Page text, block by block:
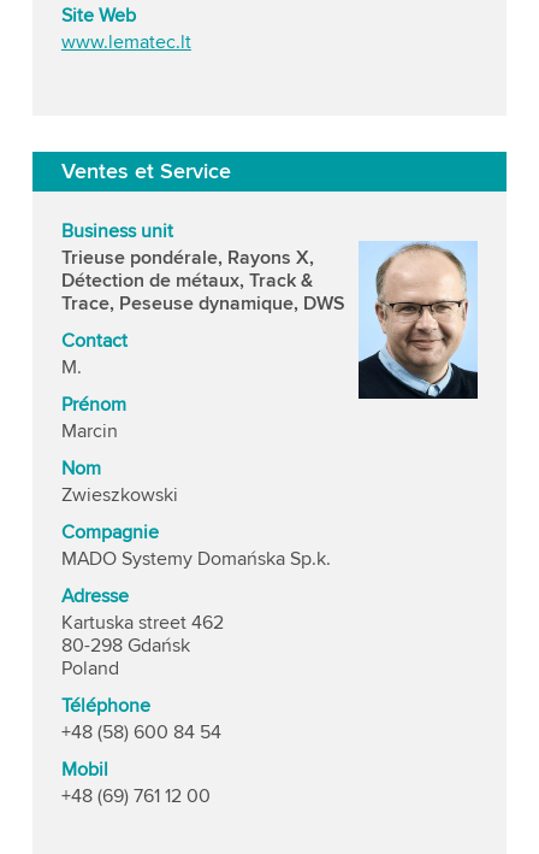
Site Web
www.lematec.lt
Ventes et Service
Business unit
Trieuse pondérale, Rayons X,
Détection de métaux, Track &
Trace, Peseuse dynamique, DWS
Contact
M.
Prénom
Marcin
Nom
Zwieszkowski
Compagnie
MADO Systemy Domańska Sp.k.
Adresse
Kartuska street 462
80-298 Gdańsk
Poland
Téléphone
+48 (58) 600 84 54
Mobil
+48 (69) 761 12 00